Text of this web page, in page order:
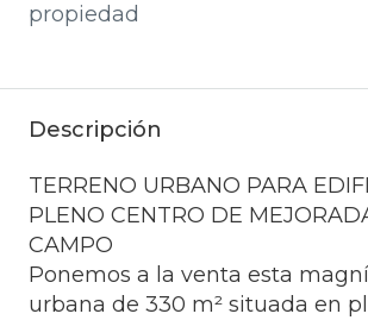
propiedad
Descripción
TERRENO URBANO PARA
PLENO CENTRO DE
CAMPO
Ponemos a la venta esta
urbana de 330 m² situada en